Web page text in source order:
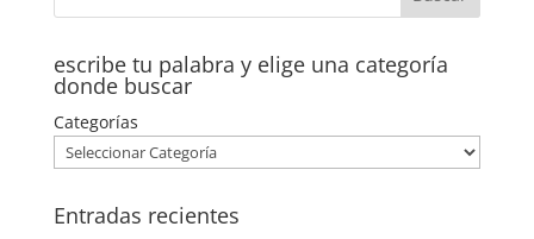
escribe tu palabra y elige una categoría
donde buscar
Categorías
Entradas recientes